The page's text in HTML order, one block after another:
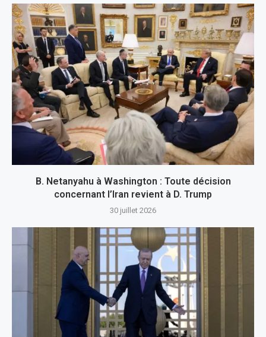
B. Netanyahu à Washington : Toute décision
concernant l’Iran revient à D. Trump
30 juillet 2026